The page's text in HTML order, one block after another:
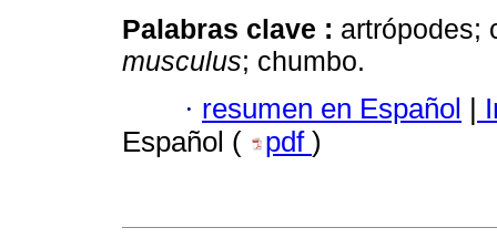
Palabras clave : artrópodes;
musculus; chumbo.
· resumen en Español |
Español (
pdf )